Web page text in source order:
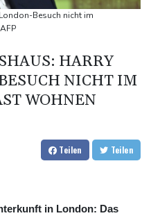
bei Düsseldorf auf
hat zu Drohnenvorfall in
Besuch nicht im
HARRY
NICHT IM
WOHNEN
Teilen Teilen
in London: Das